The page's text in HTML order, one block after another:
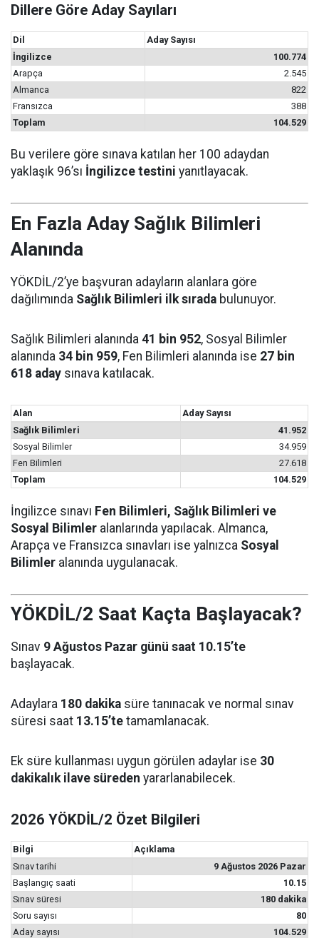
Dillere Göre Aday Sayıları
Dil
Aday Sayısı
İngilizce
100.774
Arapça
2.545
Almanca
822
Fransızca
388
Toplam
104.529
Bu verilere göre sınava katılan her 100 adaydan
yaklaşık 96’sı İngilizce testini yanıtlayacak.
En Fazla Aday Sağlık Bilimleri
Alanında
YÖKDİL/2’ye başvuran adayların alanlara göre
dağılımında Sağlık Bilimleri ilk sırada bulunuyor.
Sağlık Bilimleri alanında 41 bin 952, Sosyal Bilimler
alanında 34 bin 959, Fen Bilimleri alanında ise 27 bin
618 aday sınava katılacak.
Alan
Aday Sayısı
Sağlık Bilimleri
41.952
Sosyal Bilimler
34.959
Fen Bilimleri
27.618
Toplam
104.529
İngilizce sınavı Fen Bilimleri, Sağlık Bilimleri ve
Sosyal Bilimler alanlarında yapılacak. Almanca,
Arapça ve Fransızca sınavları ise yalnızca Sosyal
Bilimler alanında uygulanacak.
YÖKDİL/2 Saat Kaçta Başlayacak?
Sınav 9 Ağustos Pazar günü saat 10.15’te
başlayacak.
Adaylara 180 dakika süre tanınacak ve normal sınav
süresi saat 13.15’te tamamlanacak.
Ek süre kullanması uygun görülen adaylar ise 30
dakikalık ilave süreden yararlanabilecek.
2026 YÖKDİL/2 Özet Bilgileri
Bilgi
Açıklama
Sınav tarihi
9 Ağustos 2026 Pazar
Başlangıç saati
10.15
Sınav süresi
180 dakika
Soru sayısı
80
Aday sayısı
104.529